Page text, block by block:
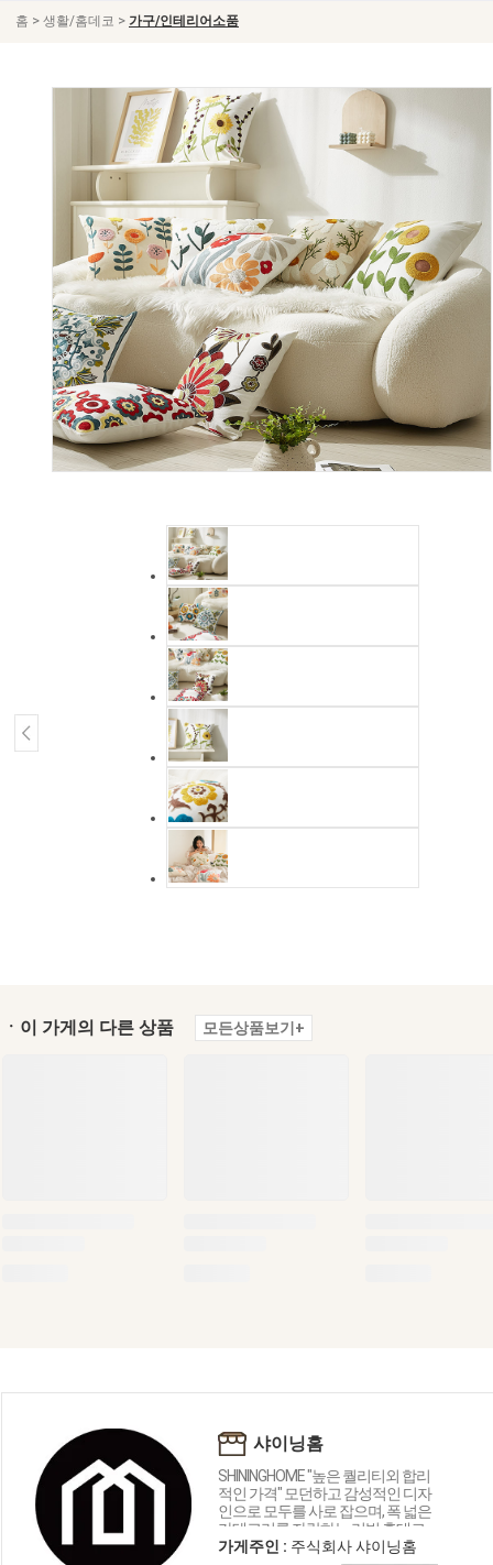
홈 > 생활/홈데코 > 가구/인테리어소품
ㆍ이 가게의 다른 상품 모든상품보기+
샤이닝홈
SHININGHOME "높은 퀄리티외 합리
적인 가격" 모던하고 감성적인 디자
인으로 모두를 사로 잡으며, 폭 넓은
카테고리를 자랑하는 리빙 홈데코
인테리어 샤이닝홈입니다.
가게주인 : 주식회사 샤이닝홈